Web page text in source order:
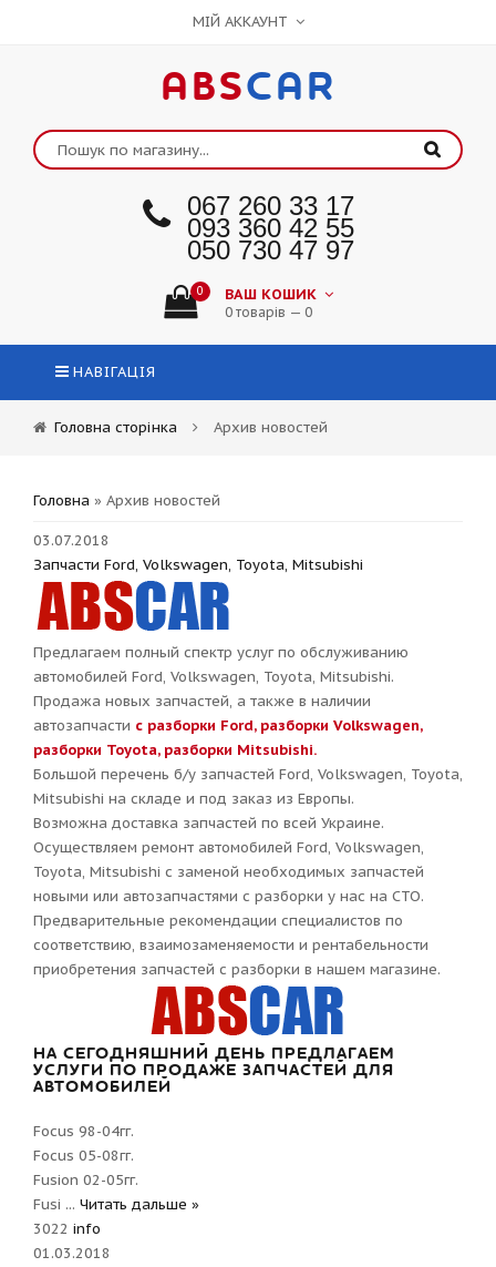
МІЙ АККАУНТ
ABSCAR
067 260 33 17
093 360 42 55
050 730 47 97
0 ВАШ КОШИК
0 товарів — 0
НАВІГАЦІЯ
Головна сторінка Архив новостей
Головна » Архив новостей
03.07.2018
Запчасти Ford, Volkswagen, Toyota, Mitsubishi
Предлагаем полный спектр услуг по обслуживанию
автомобилей Ford, Volkswagen, Toyota, Mitsubishi.
Продажа новых запчастей, а также в наличии
автозапчасти с разборки Ford, разборки Volkswagen,
разборки Toyota, разборки Mitsubishi.
Большой перечень б/у запчастей Ford, Volkswagen, Toyota,
Mitsubishi на складе и под заказ из Европы.
Возможна доставка запчастей по всей Украине.
Осуществляем ремонт автомобилей Ford, Volkswagen,
Toyota, Mitsubishi с заменой необходимых запчастей
новыми или автозапчастями с разборки у нас на СТО.
Предварительные рекомендации специалистов по
соответствию, взаимозаменяемости и рентабельности
приобретения запчастей с разборки в нашем магазине.
НА СЕГОДНЯШНИЙ ДЕНЬ ПРЕДЛАГАЕМ
УСЛУГИ ПО ПРОДАЖЕ ЗАПЧАСТЕЙ ДЛЯ
АВТОМОБИЛЕЙ
Focus 98-04гг.
Focus 05-08гг.
Fusion 02-05гг.
Fusi ... Читать дальше »
3022 info
01.03.2018